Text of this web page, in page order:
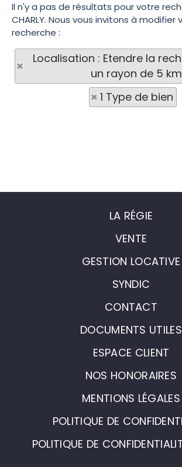
Il n'y a pas de résultats pour votre
CHARLY. Nous vous invitons à modifier
recherche :
Localisation : Etendre la
un rayon de 5 km
1 Type de bien
LA RÉGIE
VENTE
GESTION LOCATIVE
SYNDIC
CONTACT
DOCUMENTS UTILES
ESPACE CLIENT
NOS HONORAIRES
MENTIONS LÉGALES
POLITIQUE DE
POLITIQUE DE